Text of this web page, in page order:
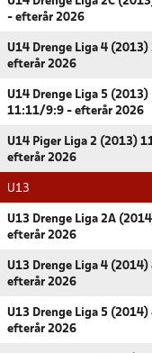
- efterår 2026
U14 Drenge Liga 4
efterår 2026
U14 Drenge Liga 5 (2013)
11:11/9:9 - efterår 2026
U14 Piger Liga 2 (2013)
efterår 2026
U13
U13 Drenge Liga 2A
efterår 2026
U13 Drenge Liga 4 (2014)
efterår 2026
U13 Drenge Liga 5 (2014)
efterår 2026